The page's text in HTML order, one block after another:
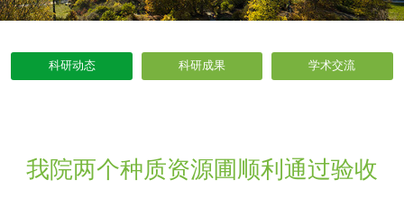
科研动态 科研成果 学术交流
我院两个种质资源圃顺利通过验收